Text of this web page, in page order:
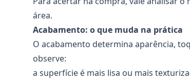
área.
Acabamento: o que muda na prática
O acabamento determina aparência,
observe:
a superfície é mais lisa ou mais